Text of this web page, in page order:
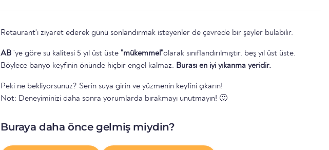
Retaurant'ı ziyaret ederek günü sonlandırmak isteyenler de çevrede bir şeyler bulabilir.
AB 'ye göre su kalitesi 5 yıl üst üste "mükemmel"olarak sınıflandırılmıştır. beş yıl üst üste.
Böylece banyo keyfinin önünde hiçbir engel kalmaz. Burası en iyi yıkanma yeridir.
Peki ne bekliyorsunuz? Serin suya girin ve yüzmenin keyfini çıkarın!
Not: Deneyiminizi daha sonra yorumlarda bırakmayı unutmayın! 🙂
Buraya daha önce gelmiş miydin?